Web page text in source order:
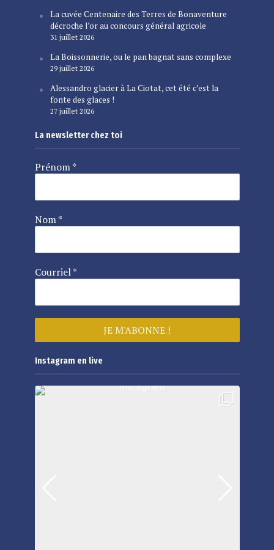
La cuvée Centenaire des Terres de Bonaventure
décroche l’or au concours général agricole
31 juillet 2026
La Boissonnerie, ou le pan bagnat sans complexe
29 juillet 2026
Alessandro glacier à La Ciotat, cet été c’est la
fonte des glaces !
27 juillet 2026
La newsletter chez toi
Prénom*
Nom*
Courriel*
Instagram en live